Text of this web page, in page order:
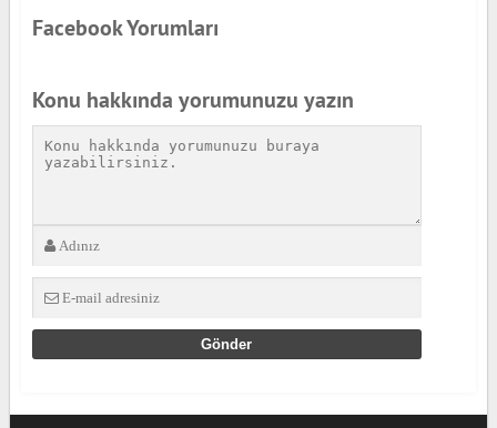
Facebook Yorumları
Konu hakkında yorumunuzu yazın